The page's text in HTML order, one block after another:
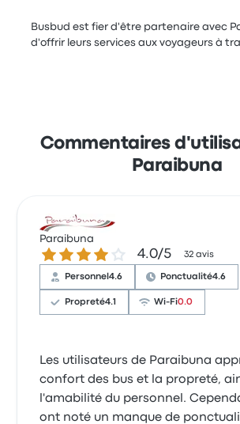
Busbud est fier d'être partenaire avec
d'offrir leurs services aux voyageurs à
Commentaires
Paraibuna
Paraibuna
4.0 sur 5 étoiles 4.0/5 32 avis
Personnel4.6 Ponctualité4.6
Propreté4.1 Wi-Fi0.0
Les utilisateurs de Paraibuna
confort des bus et la propreté,
l'amabilité du personnel.
ont noté un manque de